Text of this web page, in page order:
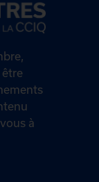
être
à